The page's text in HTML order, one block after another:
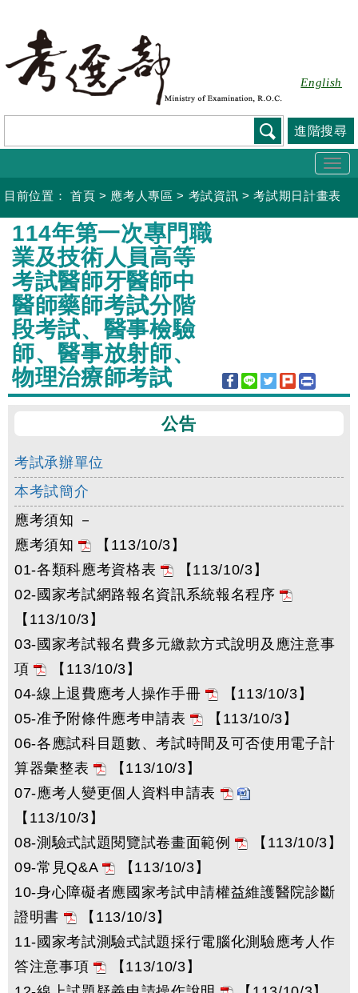
要
容
English
進階搜尋
目前位置： 首頁 > 應考人專區 > 考試資訊 >考試期日計畫表
:::
114年第一次專門職
業及技術人員高等
考試醫師牙醫師中
醫師藥師考試分階
段考試、醫事檢驗
師、醫事放射師、
物理治療師考試
公告
考試承辦單位
本考試簡介
應考須知 －
應考須知
【113/10/3】
01-各類科應考資格表
【113/10/3】
02-國家考試網路報名資訊系統報名程序
【113/10/3】
03-國家考試報名費多元繳款方式說明及應注意事
項
【113/10/3】
04-線上退費應考人操作手冊
【113/10/3】
05-准予附條件應考申請表
【113/10/3】
06-各應試科目題數、考試時間及可否使用電子計
算器彙整表
【113/10/3】
07-應考人變更個人資料申請表
【113/10/3】
08-測驗式試題閱覽試卷畫面範例
【113/10/3】
09-常見Q&A
【113/10/3】
10-身心障礙者應國家考試申請權益維護醫院診斷
證明書
【113/10/3】
11-國家考試測驗式試題採行電腦化測驗應考人作
答注意事項
【113/10/3】